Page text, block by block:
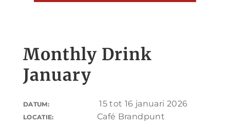
Monthly Drink
January
DATUM: 15 tot 16 januari 2026
LOCATIE: Café Brandpunt